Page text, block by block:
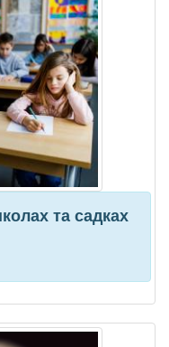
та садках